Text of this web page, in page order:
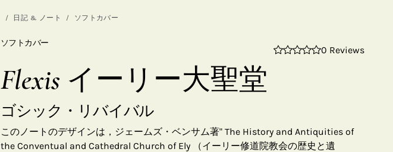
日記 & ノート ソフトカバー
ソフトカバー
0 Reviews
Flexis イーリー大聖堂
ゴシック・リバイバル
このノートのデザインは，ジェームズ・ベンサム著" The History and Antiquities of
the Conventual and Cathedral Church of Ely （イーリー修道院教会の歴史と遺